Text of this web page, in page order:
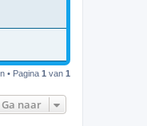
• Pagina 1 van 1
Ga naar